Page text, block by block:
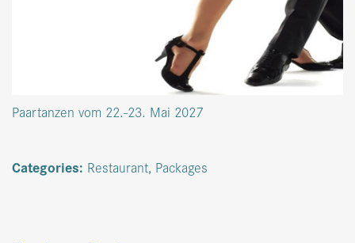
Paartanzen vom 22.-23. Mai 2027
Categories: Restaurant, Packages